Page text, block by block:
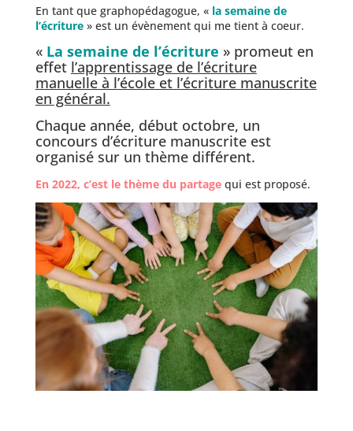
En tant que graphopédagogue, « la semaine de
l’écriture» est un évènement qui me tient à coeur.
« La semaine de l’écriture » promeut en
effet l’apprentissage de l’écriture
manuelle à l’école et l’écriture manuscrite
en général.
Chaque année, début octobre, un
concours d’écriture manuscrite est
organisé sur un thème différent.
En 2022, c’est le thème du partagequi est proposé.